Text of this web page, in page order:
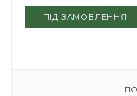
ПІД ЗАМОВЛЕННЯ